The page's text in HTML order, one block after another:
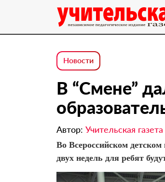
Новости
В “Смене”
Автор: Учительская
Во Всероссийском детском
двух недель для ребят